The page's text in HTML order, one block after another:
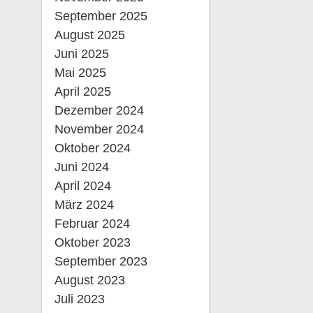
September 2025
August 2025
Juni 2025
Mai 2025
April 2025
Dezember 2024
November 2024
Oktober 2024
Juni 2024
April 2024
März 2024
Februar 2024
Oktober 2023
September 2023
August 2023
Juli 2023